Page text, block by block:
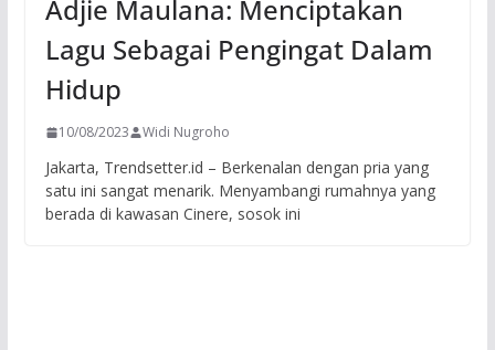
Adjie Maulana: Menciptakan
Lagu Sebagai Pengingat Dalam
Hidup
10/08/2023 Widi Nugroho
Jakarta, Trendsetter.id – Berkenalan dengan pria yang
satu ini sangat menarik. Menyambangi rumahnya yang
berada di kawasan Cinere, sosok ini